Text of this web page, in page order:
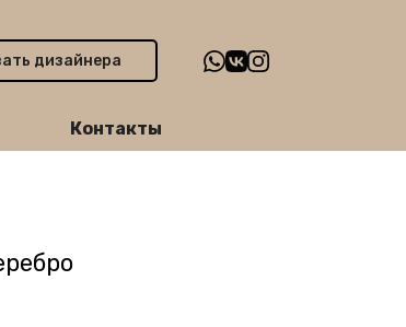
дизайнера
Контакты